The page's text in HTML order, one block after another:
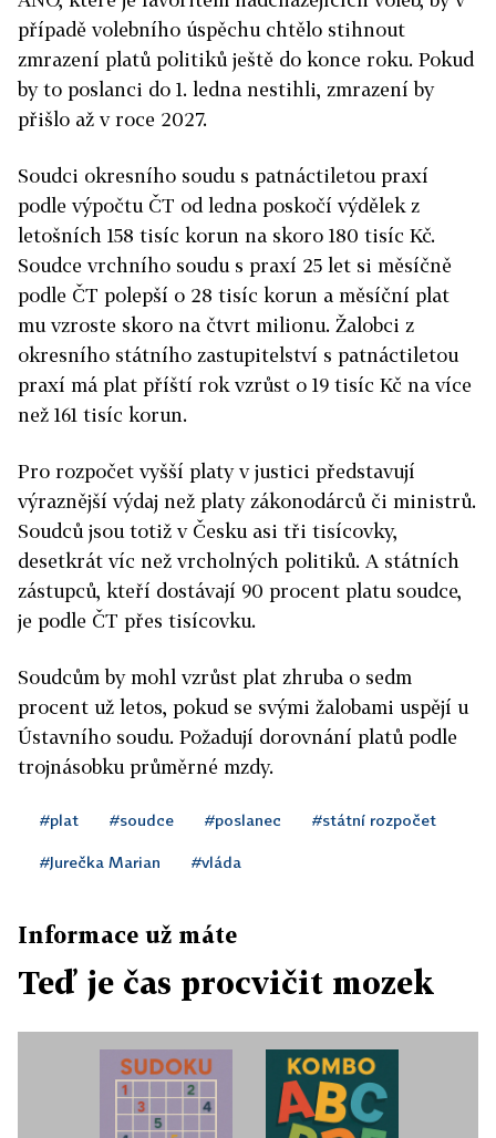
případě volebního úspěchu chtělo stihnout
zmrazení platů politiků ještě do konce roku. Pokud
by to poslanci do 1. ledna nestihli, zmrazení by
přišlo až v roce 2027.
Soudci okresního soudu s patnáctiletou praxí
podle výpočtu ČT od ledna poskočí výdělek z
letošních 158 tisíc korun na skoro 180 tisíc Kč.
Soudce vrchního soudu s praxí 25 let si měsíčně
podle ČT polepší o 28 tisíc korun a měsíční plat
mu vzroste skoro na čtvrt milionu. Žalobci z
okresního státního zastupitelství s patnáctiletou
praxí má plat příští rok vzrůst o 19 tisíc Kč na více
než 161 tisíc korun.
Pro rozpočet vyšší platy v justici představují
výraznější výdaj než platy zákonodárců či ministrů.
Soudců jsou totiž v Česku asi tři tisícovky,
desetkrát víc než vrcholných politiků. A státních
zástupců, kteří dostávají 90 procent platu soudce,
je podle ČT přes tisícovku.
Soudcům by mohl vzrůst plat zhruba o sedm
procent už letos, pokud se svými žalobami uspějí u
Ústavního soudu. Požadují dorovnání platů podle
trojnásobku průměrné mzdy.
#plat #soudce #poslanec #státní rozpočet
#Jurečka Marian #vláda
Informace už máte
Teď je čas procvičit mozek